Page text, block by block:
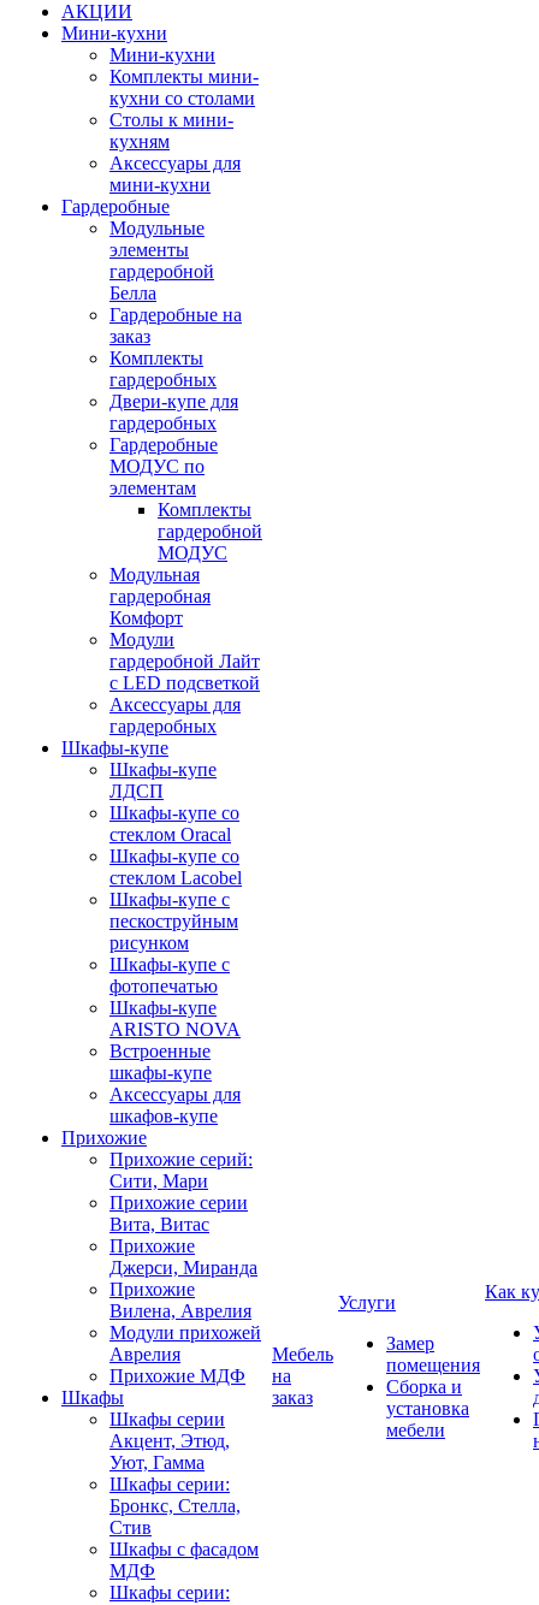
АКЦИИ
Мини-кухни
Мини-кухни
Комплекты мини-
кухни со столами
Столы к мини-
кухням
Аксессуары для
мини-кухни
Гардеробные
Модульные
элементы
гардеробной
Белла
Гардеробные на
заказ
Комплекты
гардеробных
Двери-купе для
гардеробных
Гардеробные
МОДУС по
элементам
Комплекты
гардеробной
МОДУС
Модульная
гардеробная
Комфорт
Модули
гардеробной Лайт
с LED подсветкой
Аксессуары для
гардеробных
Шкафы-купе
Шкафы-купе
ЛДСП
Шкафы-купе со
стеклом Oracal
Шкафы-купе со
стеклом Lacobel
Шкафы-купе с
пескоструйным
рисунком
Шкафы-купе с
фотопечатью
Шкафы-купе
ARISTO NOVA
Встроенные
шкафы-купе
Аксессуары для
шкафов-купе
Прихожие
Прихожие серий:
Сити, Мари
Прихожие серии
Вита, Витас
Прихожие
Джерси, Миранда
Прихожие
Вилена, Аврелия
Модули прихожей
Аврелия
Прихожие МДФ
Шкафы
Шкафы серии
Акцент, Этюд,
Уют, Гамма
Шкафы серии:
Бронкс, Стелла,
Стив
Шкафы с фасадом
МДФ
Шкафы серии:
Мебель
на
заказ
Услуги
Замер
помещения
Сборка и
установка
мебели
Как